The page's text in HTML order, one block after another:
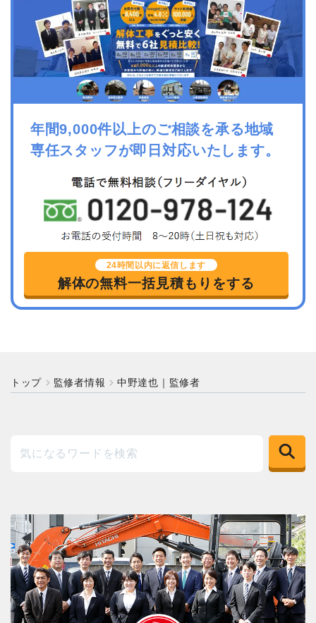
年間9,000件以上のご相談を承る地域
専任スタッフが即日対応いたします。
24時間以内に返信します
解体の無料一括見積もりをする
トップ 監修者情報 中野達也｜監修者